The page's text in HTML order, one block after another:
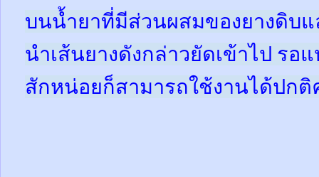
บนน้ำยาที่มีส่วนผสมของยางดิบ
นำเส้นยางดังกล่าวยัดเข้าไป รอแ
สักหน่อยก็สามารถใช้งานได้ปกติ